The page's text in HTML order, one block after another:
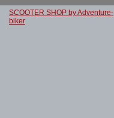
SCOOTER SHOP by Adventure-
biker